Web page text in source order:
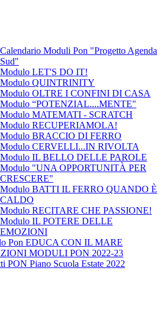
Calendario Moduli Pon "Progetto Agenda
Sud"
Modulo LET'S DO IT!
Modulo QUINTRINITY
Modulo OLTRE I CONFINI DI CASA
Modulo “POTENZIAL....MENTE"
Modulo MATEMATI - SCRATCH
Modulo RECUPERIAMOLA!
Modulo BRACCIO DI FERRO
Modulo CERVELLI...IN RIVOLTA
Modulo IL BELLO DELLE PAROLE
Modulo "UNA OPPORTUNITÀ PER
CRESCERE"
Modulo BATTI IL FERRO QUANDO È
CALDO
Modulo RECITARE CHE PASSIONE!
Modulo IL POTERE DELLE
EMOZIONI
Pon EDUCA CON IL MARE
MODULI PON 2022-23
PON Piano Scuola Estate 2022